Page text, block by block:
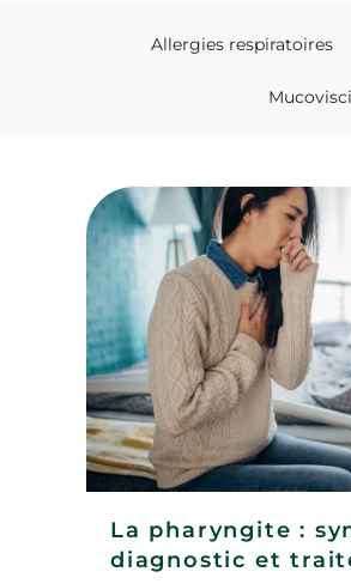
Allergies respiratoires
La pharyngite :
diagnostic et